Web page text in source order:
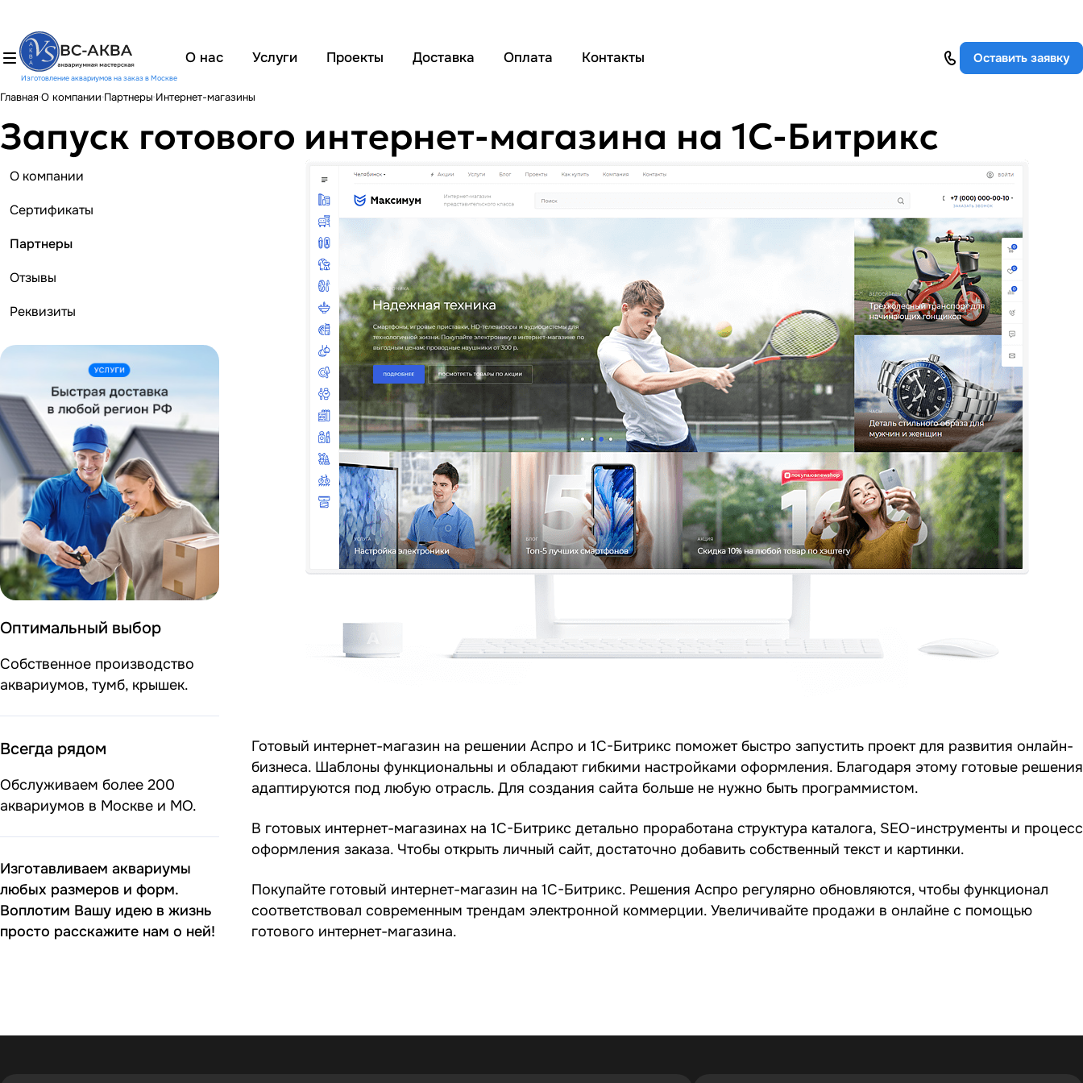
Изготовление аквариумов на заказ в Москве
О нас Услуги Проекты Доставка Оплата Контакты Оставить заявку
Главная О компании Партнеры Интернет-магазины
Запуск готового интернет-магазина на 1С-Битрикс
Готовый интернет-магазин на решении Аспро и 1С-Битрикс поможет быстро запустить проект для развития онлайн-
бизнеса. Шаблоны функциональны и обладают гибкими настройками оформления. Благодаря этому готовые решения
адаптируются под любую отрасль. Для создания сайта больше не нужно быть программистом.
В готовых интернет-магазинах на 1С-Битрикс детально проработана структура каталога, SEO-инструменты и процесс
оформления заказа. Чтобы открыть личный сайт, достаточно добавить собственный текст и картинки.
Покупайте готовый интернет-магазин на 1С-Битрикс. Решения Аспро регулярно обновляются, чтобы функционал
соответствовал современным трендам электронной коммерции. Увеличивайте продажи в онлайне с помощью
готового интернет-магазина.
О компании
Сертификаты
Партнеры
Отзывы
Реквизиты
Оптимальный выбор
Собственное производство
аквариумов, тумб, крышек.
Всегда рядом
Обслуживаем более 200
аквариумов в Москве и МО.
Изготавливаем аквариумы
любых размеров и форм.
Воплотим Вашу идею в жизнь
просто расскажите нам о ней!